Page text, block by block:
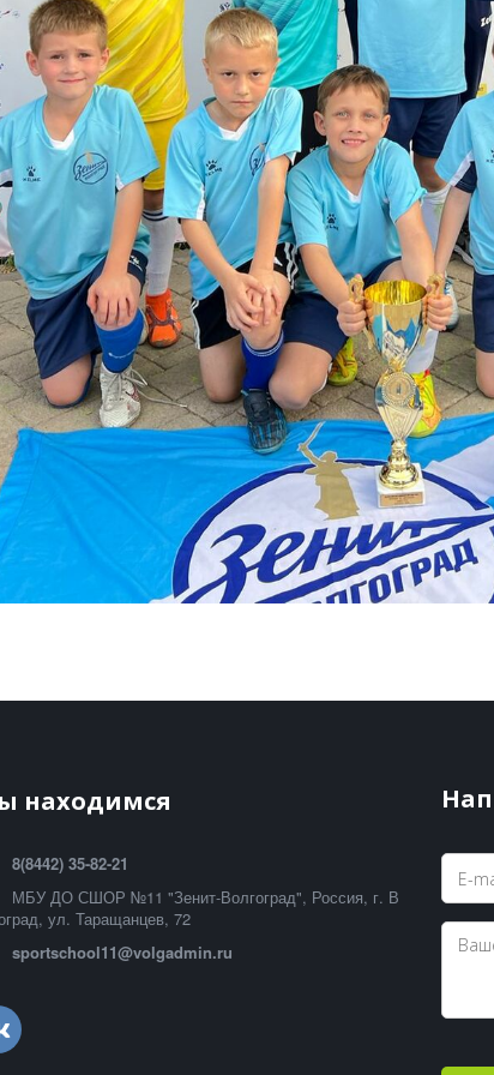
находимся
8(8442) 35-82-21
МБУ ДО СШОР №11 "Зенит-Волгоград", Россия, г. В
, ул. Таращанцев, 72
sportschool11@volgadmin.ru